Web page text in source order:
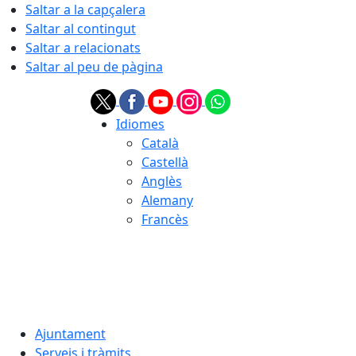
Saltar a la capçalera
Saltar al contingut
Saltar a relacionats
Saltar al peu de pàgina
Idiomes
Català
Castellà
Anglès
Alemany
Francès
Ajuntament